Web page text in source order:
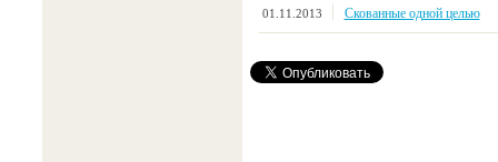
01.11.2013 Скованные одной целью